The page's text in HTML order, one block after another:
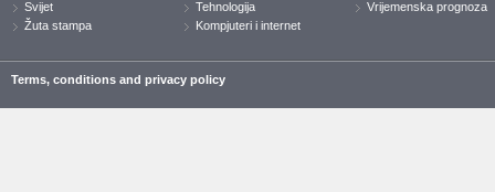
Svijet
Žuta stampa
Tehnologija
Kompjuteri i internet
Vrijemenska prognoza
Terms, conditions and privacy policy